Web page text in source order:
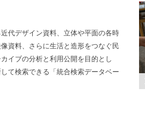
代デザイン資料、立体や平面の各時
資料、さらに生活と造形をつなぐ民
イブの分析と利用公開を目的とし
て検索できる「統合検索データベー